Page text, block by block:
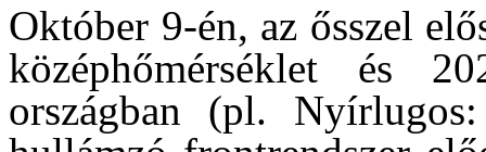
Október 9-én, az ősszel
középhőmérséklet és
országban (pl.